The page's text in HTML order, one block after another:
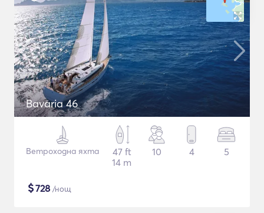
Bavaria 46
Ветроходна яхта
47 ft
14 m
10 4 5
$728 /нощ